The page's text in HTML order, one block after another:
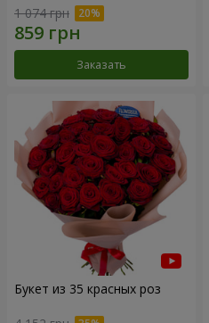
1 074 грн
Заказать
Букет из 35 красных роз